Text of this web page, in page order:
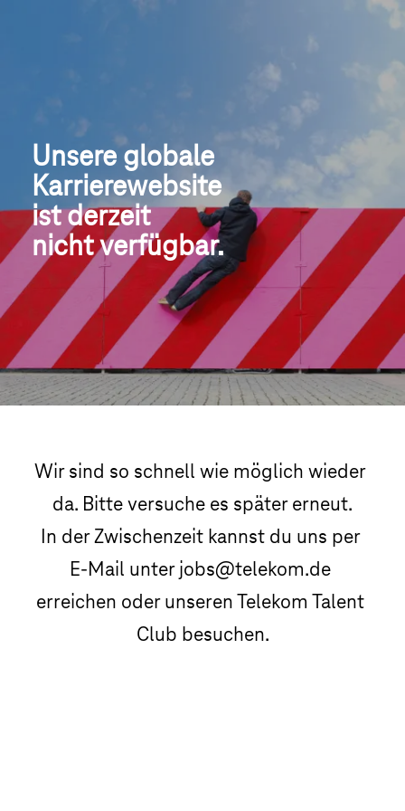
Unsere globale
Karrierewebsite
ist derzeit
nicht verfügbar.
Wir sind so schnell wie möglich wieder
da. Bitte versuche es später erneut.
In der Zwischenzeit kannst du uns per
E-Mail unter jobs@telekom.de
erreichen oder unseren Telekom Talent
Club besuchen.